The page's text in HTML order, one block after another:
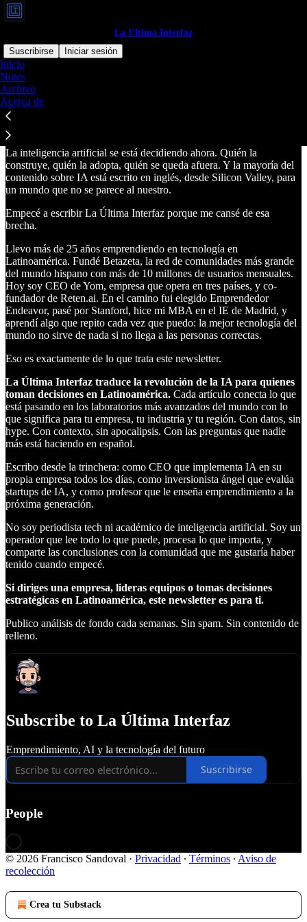
La Última Interfaz
Suscribirse
Iniciar sesión
Inicio
Notes
Archivo
Acerca de
La Última Interfaz
La inteligencia artificial se está decidiendo ahora. Quién la
construye, quién la adopta, quién se queda afuera. Y la mayoría del
contenido sobre IA está escrito en inglés, desde Silicon Valley, para
un mundo que no se parece al nuestro.
Empecé a escribir La Última Interfaz porque me cansé de esa
brecha.
Llevo más de 25 años emprendiendo en tecnología en
Latinoamérica. Fundé Betazeta, la red de comunidades más grande
del mundo hispano con más de 10 millones de usuarios mensuales.
Hoy soy CEO de Yom, empresa que opera en tres países, y co-
fundador de Reten.ai. En el camino fui elegido Emprendedor
Endeavor, pasé por Stanford, hice mi MBA en el IE de Madrid, y
aprendí algo que repito cada vez que puedo: la mejor tecnología del
mundo no sirve de nada si no llega a las personas correctas.
Eso es exactamente de lo que trata este newsletter.
La Última Interfaz traduce la revolución de la IA para quienes
toman decisiones en Latinoamérica. Cada artículo conecta lo que
está pasando en los laboratorios más avanzados del mundo con lo
que significa para tu empresa, tu industria y tu región. Con datos, sin
hype. Con contexto, sin apocalipsis. Con las preguntas que nadie
más está haciendo en español.
Escribo desde la trinchera: como CEO que implementa IA en su
propia empresa todos los días, como inversionista ángel que evalúa
startups de IA, y como profesor que le enseña emprendimiento a la
próxima generación.
No soy periodista tech ni académico de inteligencia artificial. Soy un
operador que lee todo lo que puede, procesa lo que importa, y
comparte las conclusiones con la comunidad que me gustaría haber
tenido cuando empecé.
Si diriges una empresa, lideras equipos o tomas decisiones
estratégicas en Latinoamérica, este newsletter es para ti.
Publico análisis de fondo cada semanas. Sin spam. Sin contenido de
relleno.
Subscribe to La Última Interfaz
Emprendimiento, AI y la tecnología del futuro
Suscribirse
People
© 2026 Francisco Sandoval · Privacidad ∙ Términos ∙ Aviso de
recolección
Crea tu Substack